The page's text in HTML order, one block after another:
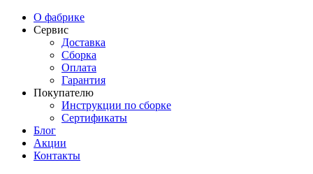
О фабрике
Сервис
Доставка
Сборка
Оплата
Гарантия
Покупателю
Инструкции по сборке
Сертификаты
Блог
Акции
Контакты